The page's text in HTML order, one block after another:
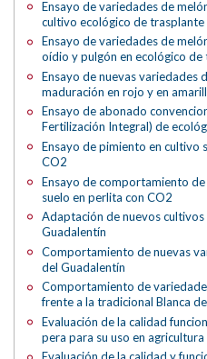
Ensayo de variedades de
cultivo ecológico de trasplante
Ensayo de variedades de
oídio y pulgón en ecológico de
Ensayo de nuevas variedades
maduración en rojo y en
Ensayo de abonado
Fertilización Integral) de
Ensayo de pimiento en cultivo
CO2
Ensayo de comportamiento
suelo en perlita con CO2
Adaptación de nuevos cultivos
Guadalentín
Comportamiento de nuevas
del Guadalentín
Comportamiento de
frente a la tradicional Blanca
Evaluación de la calidad
pera para su uso en